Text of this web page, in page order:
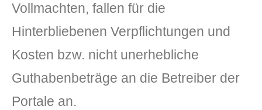
Vollmachten, fallen für die
Hinterbliebenen Verpflichtungen und
Kosten bzw. nicht unerhebliche
Guthabenbeträge an die Betreiber der
Portale an.